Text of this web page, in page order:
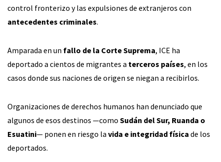
control fronterizo y las expulsiones de extranjeros con
antecedentes criminales.
Amparada en un fallo de la Corte Suprema, ICE ha
deportado a cientos de migrantes a terceros países, en los
casos donde sus naciones de origen se niegan a recibirlos.
Organizaciones de derechos humanos han denunciado que
algunos de esos destinos —como Sudán del Sur, Ruanda o
Esuatini— ponen en riesgo la vida e integridad física de los
deportados.